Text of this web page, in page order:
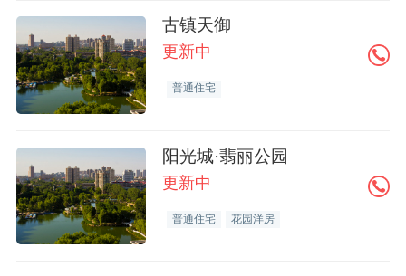
古镇天御
更新中
普通住宅
阳光城·翡丽公园
更新中
普通住宅 花园洋房